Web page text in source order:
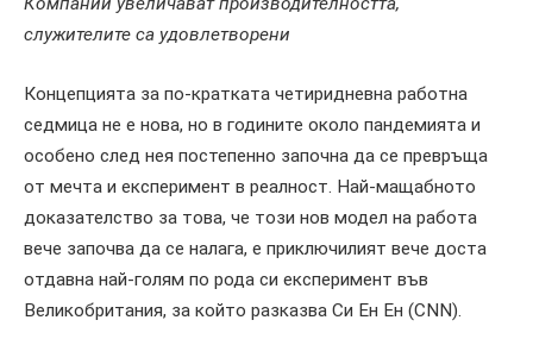
служителите са удовлетворени
Концепцията за по-кратката четиридневна работна
седмица не е нова, но в годините около пандемията и
особено след нея постепенно започна да се превръща
от мечта и експеримент в реалност. Най-мащабното
доказателство за това, че този нов модел на работа
вече започва да се налага, е приключилият вече доста
отдавна най-голям по рода си експеримент във
Великобритания, за който разказва Си Ен Ен (CNN).